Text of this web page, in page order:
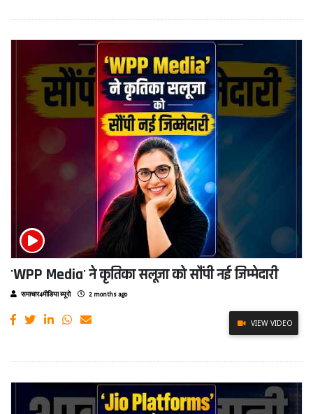
'WPP Media' ने कृतिका सलूजा को सौंपी नई जिम्मेदारी
समाचार4मीडिया ब्यूरो 2 months ago
VIEW VIDEO